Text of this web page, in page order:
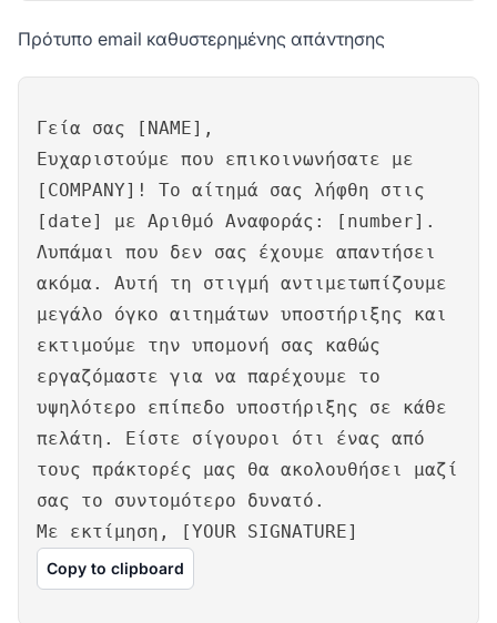
Πρότυπο email καθυστερημένης απάντησης
Γεία σας [NAME],
Ευχαριστούμε που επικοινωνήσατε με
[COMPANY]! Το αίτημά σας λήφθη στις
[date] με Αριθμό Αναφοράς: [number].
Λυπάμαι που δεν σας έχουμε απαντήσει
ακόμα. Αυτή τη στιγμή αντιμετωπίζουμε
μεγάλο όγκο αιτημάτων υποστήριξης και
εκτιμούμε την υπομονή σας καθώς
εργαζόμαστε για να παρέχουμε το
υψηλότερο επίπεδο υποστήριξης σε κάθε
πελάτη. Είστε σίγουροι ότι ένας από
τους πράκτορές μας θα ακολουθήσει μαζί
σας το συντομότερο δυνατό.
Με εκτίμηση, [YOUR SIGNATURE]
Copy to clipboard